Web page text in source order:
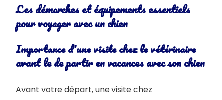
Les démarches et équipements essentiels
pour voyager avec un chien
Importance d'une visite chez le vétérinaire
avant le de partir en vacances avec son chien
Avant votre départ, une visite chez